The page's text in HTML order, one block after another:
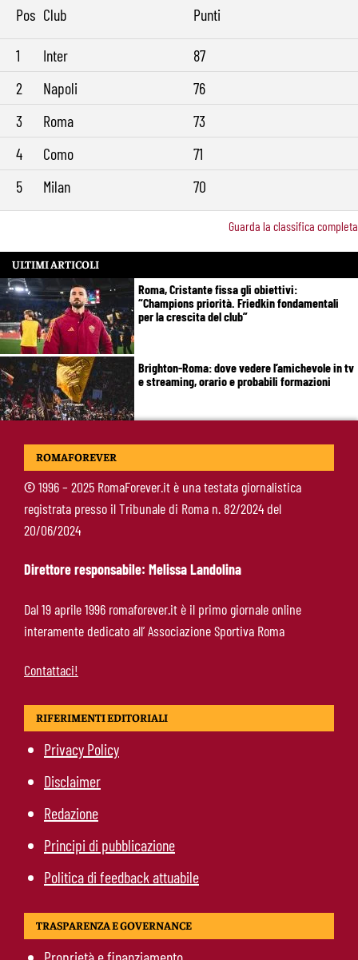
Pos Club Punti
1 Inter
87
2
Napoli
76
3
Roma
73
4
Como
71
5
Milan 70
Guarda la classifica completa
ULTIMI ARTICOLI
Roma, Cristante fissa gli obiettivi:
“Champions priorità. Friedkin fondamentali
per la crescita del club”
Brighton-Roma: dove vedere l’amichevole in tv
e streaming, orario e probabili formazioni
Svilar-Roma, promessa sul futuro: “Qui sto
Fofana-Roma, prima offerta respinta: il Lione
boccia la formula
ROMAFOREVER
©1996 – 2025 RomaForever.it è una testata giornalistica
registrata presso il Tribunale di Roma n. 82/2024 del
20/06/2024
Direttore responsabile: Melissa Landolina
Dal 19 aprile 1996 romaforever.it è il primo giornale online
interamente dedicato all’ Associazione Sportiva Roma
Contattaci!
RIFERIMENTI EDITORIALI
Privacy Policy
Disclaimer
Redazione
Principi di pubblicazione
Politica di feedback attuabile
TRASPARENZA E GOVERNANCE